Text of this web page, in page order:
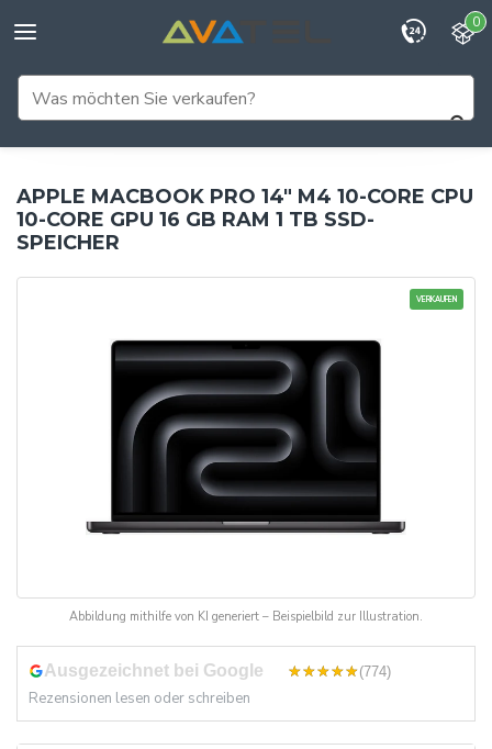
0
APPLE MACBOOK PRO 14" M4 10-CORE CPU
10-CORE GPU 16 GB RAM 1 TB SSD-
SPEICHER
VERKAUFEN
Abbildung mithilfe von KI generiert – Beispielbild zur Illustration.
Ausgezeichnet bei Google (774)
Rezensionen lesen oder schreiben